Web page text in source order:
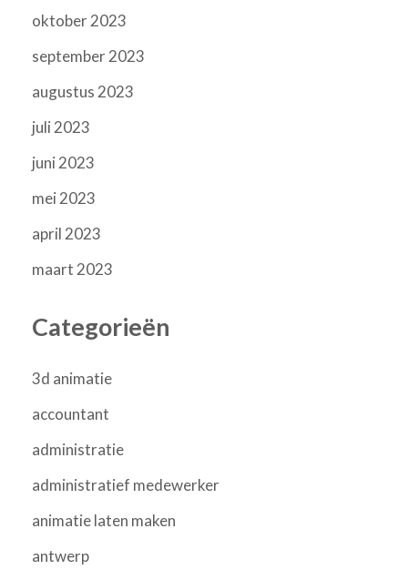
oktober 2023
september 2023
augustus 2023
juli 2023
juni 2023
mei 2023
april 2023
maart 2023
Categorieën
3d animatie
accountant
administratie
administratief medewerker
animatie laten maken
antwerp